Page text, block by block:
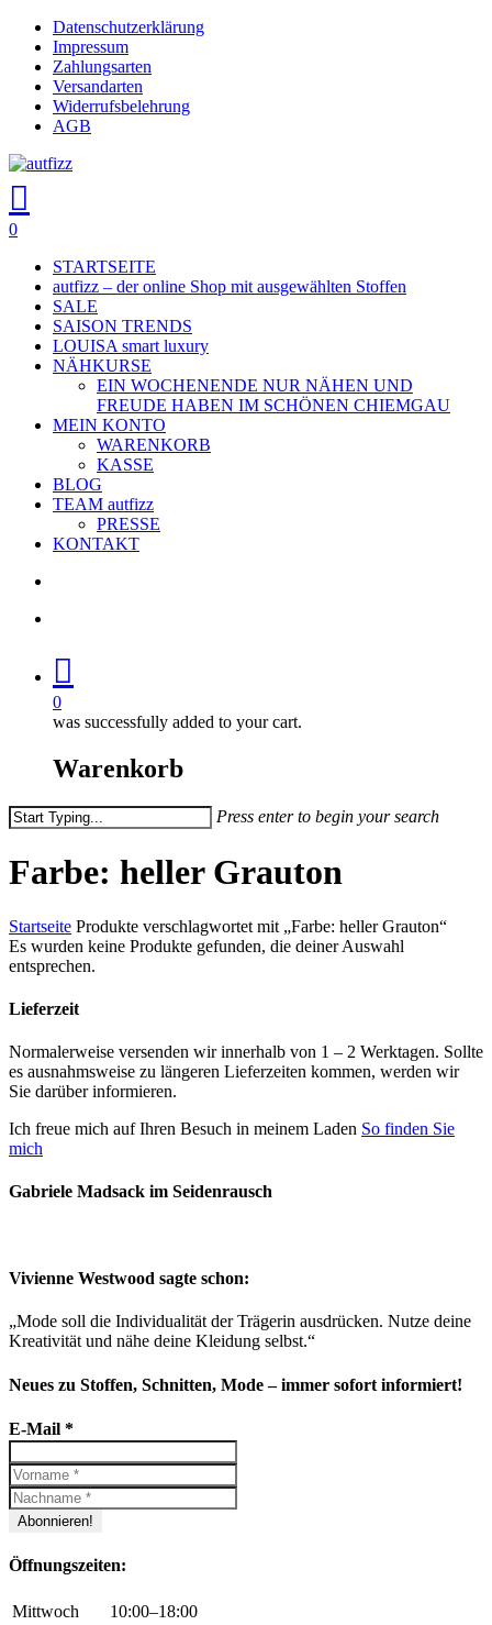
Skip
main
content
Datenschutzerklärung
Impressum
Zahlungsarten
Versandarten
Widerrufsbelehrung
AGB
search
account
0
STARTSEITE
autfizz – der online Shop mit ausgewählten Stoffen
SALE
SAISON TRENDS
LOUISA smart luxury
NÄHKURSE
EIN WOCHENENDE NUR NÄHEN UND
FREUDE HABEN IM SCHÖNEN CHIEMGAU
MEIN KONTO
WARENKORB
KASSE
BLOG
TEAM autfizz
PRESSE
KONTAKT
0
was successfully added to your cart.
Warenkorb
Press enter to begin your search
Search
Farbe: heller Grauton
Startseite Produkte verschlagwortet mit „Farbe: heller Grauton“
Es wurden keine Produkte gefunden, die deiner Auswahl
entsprechen.
Lieferzeit
Normalerweise versenden wir innerhalb von 1 – 2 Werktagen. Sollte
es ausnahmsweise zu längeren Lieferzeiten kommen, werden wir
Sie darüber informieren.
Ich freue mich auf Ihren Besuch in meinem Laden So finden Sie
mich
Gabriele Madsack im Seidenrausch
Vivienne Westwood sagte schon:
„Mode soll die Individualität der Trägerin ausdrücken. Nutze deine
Kreativität und nähe deine Kleidung selbst.“
Neues zu Stoffen, Schnitten, Mode – immer sofort informiert!
E-Mail *
Öffnungszeiten:
Mittwoch
10:00–18:00